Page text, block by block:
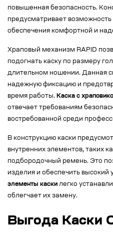
повышенная безопасность.
предусматривает возможность
обеспечения комфортной и
Храповый механизм RAPID
подогнать каску по размеру
длительном ношении. Данная
надежную фиксацию и
время работы. Каска с
отвечает требованиям
востребованной среди
В конструкцию каски
внутренних элементов, таких
подбородочный ремень. Это
изделия и обеспечить высокий
элементы каски легко
облегчает их замену.
Выгода Каски